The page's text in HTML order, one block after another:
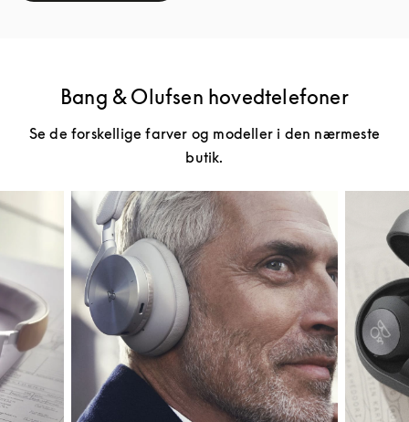
Bang & Olufsen hovedtelefoner
Se de forskellige farver og modeller i den nærmeste
butik.